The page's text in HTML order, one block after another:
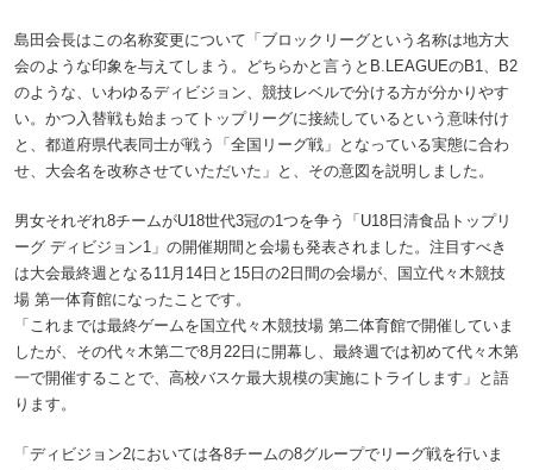
島田会長はこの名称変更について「ブロックリーグという名称は地方大
会のような印象を与えてしまう。どちらかと言うとB.LEAGUEのB1、B2
のような、いわゆるディビジョン、競技レベルで分ける方が分かりやす
い。かつ入替戦も始まってトップリーグに接続しているという意味付け
と、都道府県代表同士が戦う「全国リーグ戦」となっている実態に合わ
せ、大会名を改称させていただいた」と、その意図を説明しました。
男女それぞれ8チームがU18世代3冠の1つを争う「U18日清食品トップリ
ーグ ディビジョン1」の開催期間と会場も発表されました。注目すべき
は大会最終週となる11月14日と15日の2日間の会場が、国立代々木競技
場 第一体育館になったことです。
「これまでは最終ゲームを国立代々木競技場 第二体育館で開催していま
したが、その代々木第二で8月22日に開幕し、最終週では初めて代々木第
一で開催することで、高校バスケ最大規模の実施にトライします」と語
ります。
「ディビジョン2においては各8チームの8グループでリーグ戦を行いま